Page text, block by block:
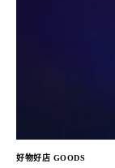
好物好店 GOODS